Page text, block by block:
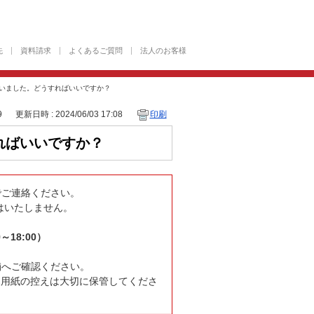
資料請求 よくあるご質問 法人のお客様
ました。どうすればいいですか？
更新日時 : 2024/06/03 17:08 印刷
いいですか？
連絡ください。
たしません。
18:00）
ご確認ください。
紙の控えは大切に保管してくださ